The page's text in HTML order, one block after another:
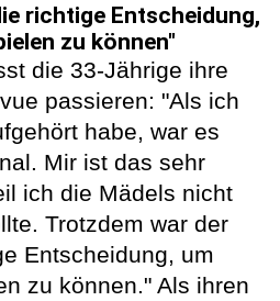
richtige Entscheidung,
zu können"
die 33-Jährige ihre
passieren: "Als ich
habe, war es
Mir ist das sehr
ich die Mädels nicht
Trotzdem war der
Entscheidung, um
zu können." Als ihren